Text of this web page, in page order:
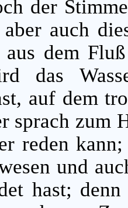
der
auch
aus dem
das
auf dem
sprach zum
reden
und
hast;